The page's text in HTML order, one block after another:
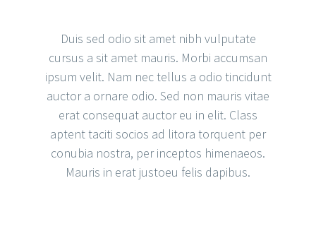
Duis sed odio sit amet nibh vulputate
cursus a sit amet mauris. Morbi accumsan
ipsum velit. Nam nec tellus a odio tincidunt
auctor a ornare odio. Sed non mauris vitae
erat consequat auctor eu in elit. Class
aptent taciti socios ad litora torquent per
conubia nostra, per inceptos himenaeos.
Mauris in erat justoeu felis dapibus.